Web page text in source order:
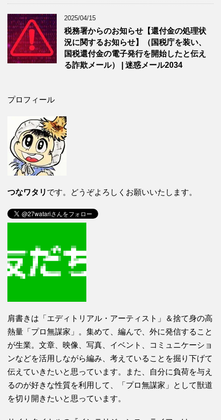
2025/04/15
税務署からのお知らせ【還付金の処理状
況に関するお知らせ】（国税庁を装い、
国税還付金の電子発行を開始したと伝え
る詐欺メール） | 迷惑メール2034
プロフィール
つなワタリ です。どうぞよろしくお願いいたします。
肩書きは「エディトリアル・アーティスト」＆捨て身の高
熱量「プロ無謀家」。集めて、編んで、外に発信すること
が生業。文章、映像、写真、イベント、コミュニケーショ
ンなどを活用しながら編み、考えていることを掘り下げて
伝えていきたいと思っています。また、自分に負荷を与え
るのが好きな性質を利用して、「プロ無謀家」として獣道
を切り開きたいと思っています。